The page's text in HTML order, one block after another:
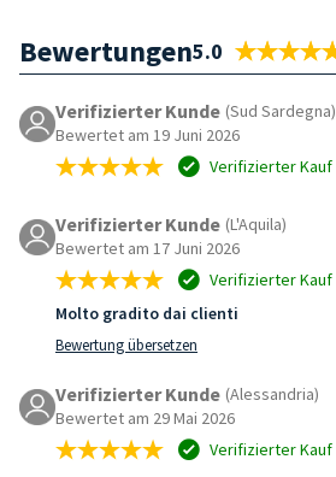
Bewertungen5.0
Verifizierter Kunde (Sud Sardegna)
Bewertet am 19 Juni 2026
Verifizierter Kauf
Verifizierter Kunde (L'Aquila)
Bewertet am 17 Juni 2026
Verifizierter Kauf
Molto gradito dai clienti
Bewertung übersetzen
Verifizierter Kunde (Alessandria)
Bewertet am 29 Mai 2026
Verifizierter Kauf